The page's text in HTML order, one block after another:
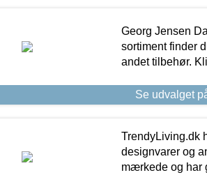
Georg Jensen
sortiment finder
andet tilbehør.
Se udvalget
TrendyLiving.dk
designvarer og
mærkede og har